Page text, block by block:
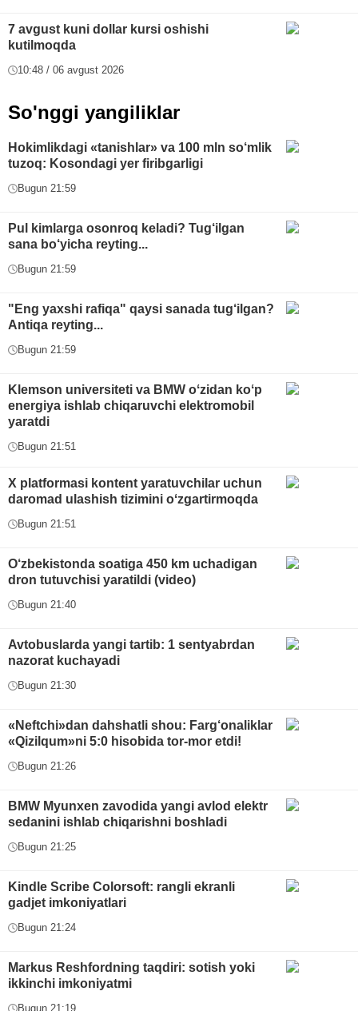
7 avgust kuni dollar kursi oshishi
kutilmoqda
10:48 / 06 avgust 2026
So'nggi yangiliklar
Hokimlikdagi «tanishlar» va 100 mln so‘mlik
tuzoq: Kosondagi yer firibgarligi
Bugun 21:59
Pul kimlarga osonroq keladi? Tug‘ilgan
sana bo‘yicha reyting...
Bugun 21:59
"Eng yaxshi rafiqa" qaysi sanada tug‘ilgan?
Antiqa reyting...
Bugun 21:59
Klemson universiteti va BMW oʻzidan koʻp
energiya ishlab chiqaruvchi elektromobil
yaratdi
Bugun 21:51
X platformasi kontent yaratuvchilar uchun
daromad ulashish tizimini oʻzgartirmoqda
Bugun 21:51
O‘zbekistonda soatiga 450 km uchadigan
dron tutuvchisi yaratildi (video)
Bugun 21:40
Avtobuslarda yangi tartib: 1 sentyabrdan
nazorat kuchayadi
Bugun 21:30
«Neftchi»dan dahshatli shou: Farg‘onaliklar
«Qizilqum»ni 5:0 hisobida tor-mor etdi!
Bugun 21:26
BMW Myunxen zavodida yangi avlod elektr
sedanini ishlab chiqarishni boshladi
Bugun 21:25
Kindle Scribe Colorsoft: rangli ekranli
gadjet imkoniyatlari
Bugun 21:24
Markus Reshfordning taqdiri: sotish yoki
ikkinchi imkoniyatmi
Bugun 21:19